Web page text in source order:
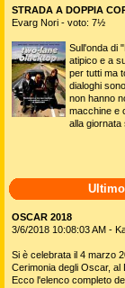
STRADA A DOPPIA
Evarg Nori - voto: 7½
Sull'onda di
atipico e a
per tutti ma
dialoghi
non hanno
macchine e
alla giornata
OSCAR 2018
3/6/2018 10:08:03 AM -
Si è celebrata il 4 marzo
Cerimonia degli Oscar, al
Ecco l'elenco completo